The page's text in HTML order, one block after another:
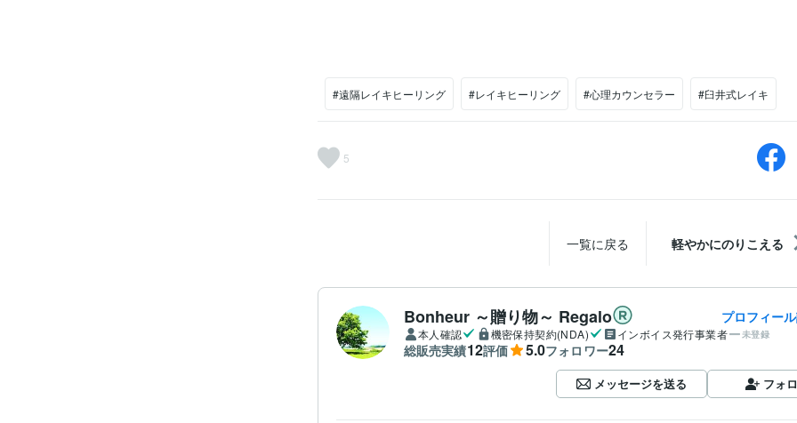
#遠隔レイキヒーリング #レイキヒーリング #心理カウンセラー #臼井式レイキ
5
一覧に戻る 軽やかにのりこえる
Bonheur ～贈り物～ Regalo プロフィー
本人確認 機密保持契約(NDA) インボイス発行事業者 未登録
総販売実績12評価 5.0フォロワー24
メッセージを送る フォ